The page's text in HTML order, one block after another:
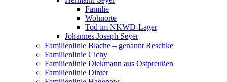
Familie
Wohnorte
Tod im NKWD-Lager
Johannes Joseph Seyer
Familienlinie Blache – genannt Reschke
Familienlinie Cichy
Familienlinie Diekmann aus Ostpreußen
Familienlinie Dinter